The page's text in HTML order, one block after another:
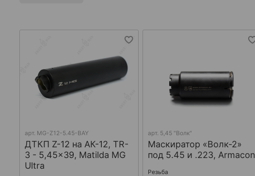
арт. MG-Z12-5.45-BAY
ДТКП Z-12 на АК-12, TR-
3 - 5,45x39, Matilda MG
Ultra
арт. 5,45 "Волк"
Маскиратор «Волк-2»
под 5.45 и .223, Armacon
Резьба